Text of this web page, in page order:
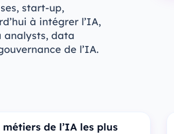
start-up,
à intégrer l’IA,
analysts, data
de l’IA.
métiers de l’IA les plus